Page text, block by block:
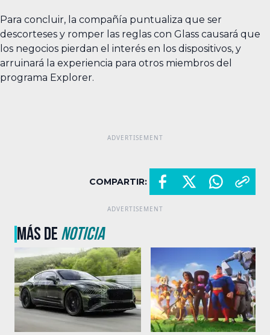
Para concluir, la compañía puntualiza que ser
descorteses y romper las reglas con Glass causará que
los negocios pierdan el interés en los dispositivos, y
arruinará la experiencia para otros miembros del
programa Explorer.
COMPARTIR:
MÁS DENOTICIA